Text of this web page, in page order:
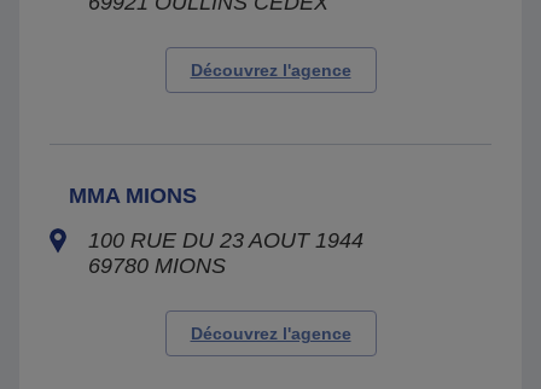
Découvrez l'agence
MMA MIONS
100 RUE DU 23 AOUT 1944
69780 MIONS
Découvrez l'agence